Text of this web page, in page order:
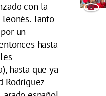
con la
Tanto
un
hasta
hasta que ya
Rodríguez